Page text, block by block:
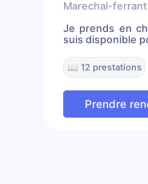
Marechal-ferrant
Je prends en
suis disponible
📖 12 prestations
Prendre